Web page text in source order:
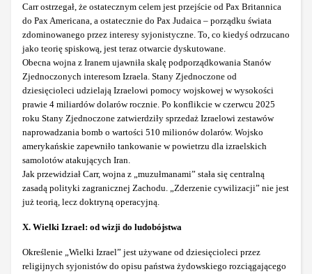
Carr ostrzegał, że ostatecznym celem jest przejście od Pax Britannica
do Pax Americana, a ostatecznie do Pax Judaica – porządku świata
zdominowanego przez interesy syjonistyczne. To, co kiedyś odrzucano
jako teorię spiskową, jest teraz otwarcie dyskutowane.
Obecna wojna z Iranem ujawniła skalę podporządkowania Stanów
Zjednoczonych interesom Izraela. Stany Zjednoczone od
dziesięcioleci udzielają Izraelowi pomocy wojskowej w wysokości
prawie 4 miliardów dolarów rocznie. Po konflikcie w czerwcu 2025
roku Stany Zjednoczone zatwierdziły sprzedaż Izraelowi zestawów
naprowadzania bomb o wartości 510 milionów dolarów. Wojsko
amerykańskie zapewniło tankowanie w powietrzu dla izraelskich
samolotów atakujących Iran.
Jak przewidział Carr, wojna z „muzułmanami” stała się centralną
zasadą polityki zagranicznej Zachodu. „Zderzenie cywilizacji” nie jest
już teorią, lecz doktryną operacyjną.
X. Wielki Izrael: od wizji do ludobójstwa
Określenie „Wielki Izrael” jest używane od dziesięcioleci przez
religijnych syjonistów do opisu państwa żydowskiego rozciągającego